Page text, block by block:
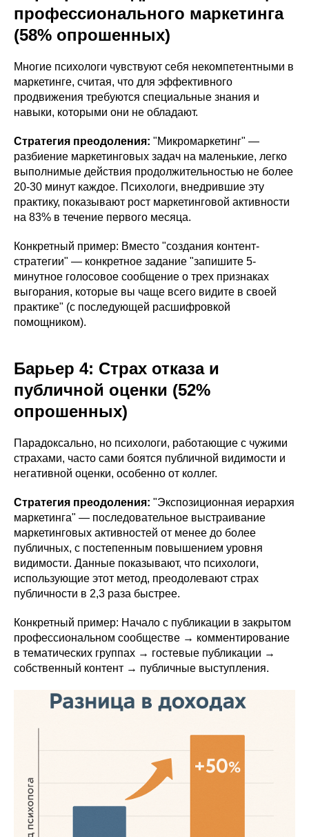
профессионального маркетинга
(58% опрошенных)
Многие психологи чувствуют себя некомпетентными в
маркетинге, считая, что для эффективного
продвижения требуются специальные знания и
навыки, которыми они не обладают.
Стратегия преодоления: "Микромаркетинг" —
разбиение маркетинговых задач на маленькие, легко
выполнимые действия продолжительностью не более
20-30 минут каждое. Психологи, внедрившие эту
практику, показывают рост маркетинговой активности
на 83% в течение первого месяца.
Конкретный пример: Вместо "создания контент-
стратегии" — конкретное задание "запишите 5-
минутное голосовое сообщение о трех признаках
выгорания, которые вы чаще всего видите в своей
практике" (с последующей расшифровкой
помощником).
Барьер 4: Страх отказа и
публичной оценки (52%
опрошенных)
Парадоксально, но психологи, работающие с чужими
страхами, часто сами боятся публичной видимости и
негативной оценки, особенно от коллег.
Стратегия преодоления: "Экспозиционная иерархия
маркетинга" — последовательное выстраивание
маркетинговых активностей от менее до более
публичных, с постепенным повышением уровня
видимости. Данные показывают, что психологи,
использующие этот метод, преодолевают страх
публичности в 2,3 раза быстрее.
Конкретный пример: Начало с публикации в закрытом
профессиональном сообществе → комментирование
в тематических группах → гостевые публикации →
собственный контент → публичные выступления.